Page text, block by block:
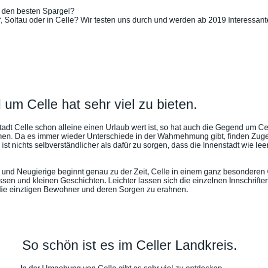
besten Spargel?
, Soltau oder in Celle? Wir testen uns durch und werden ab 2019
um Celle hat sehr viel zu bieten.
Celle schon alleine einen Urlaub wert ist, so hat auch die Gegend um
Da es immer wieder Unterschiede in der Wahrnehmung gibt, finden
nichts selbverständlicher als dafür zu sorgen, dass die Innenstadt wie
Neugierige beginnt genau zu der Zeit, Celle in einem ganz
und kleinen Geschichten. Leichter lassen sich die einzelnen
einztigen Bewohner und deren Sorgen zu erahnen.
So schön ist es im Celler Landkreis.